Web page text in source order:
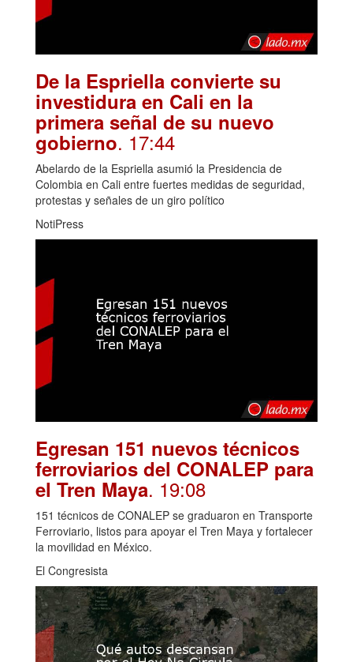
De la Espriella convierte su
investidura en Cali en la
primera señal de su nuevo
gobierno. 17:44
Abelardo de la Espriella asumió la Presidencia de
Colombia en Cali entre fuertes medidas de seguridad,
protestas y señales de un giro político
NotiPress
Egresan 151 nuevos técnicos
ferroviarios del CONALEP para
el Tren Maya. 19:08
151 técnicos de CONALEP se graduaron en Transporte
Ferroviario, listos para apoyar el Tren Maya y fortalecer
la movilidad en México.
El Congresista